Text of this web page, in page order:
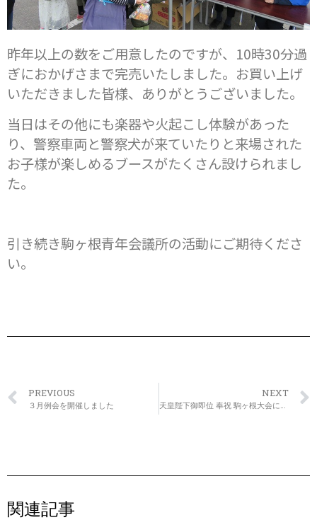
昨年以上の数をご用意したのですが、10時30分過
ぎにおかげさまで完売いたしました。お買い上げ
いただきました皆様、ありがとうございました。
当日はその他にも楽器や火起こし体験があった
り、警察車両と警察犬が来ていたりと来場された
お子様が楽しめるブースがたくさん設けられまし
た。
引き続き駒ヶ根青年会議所の活動にご期待くださ
い。
PREVIOUS
３月例会を開催しました
NEXT
関連記事